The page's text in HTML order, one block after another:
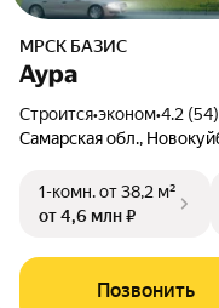
МРСК БАЗИС
Аура
Строится•эконом•4.2 (54)
Самарская обл.,
1-комн.от 38,2 м²
от 4,6 млн ₽
Позвонить